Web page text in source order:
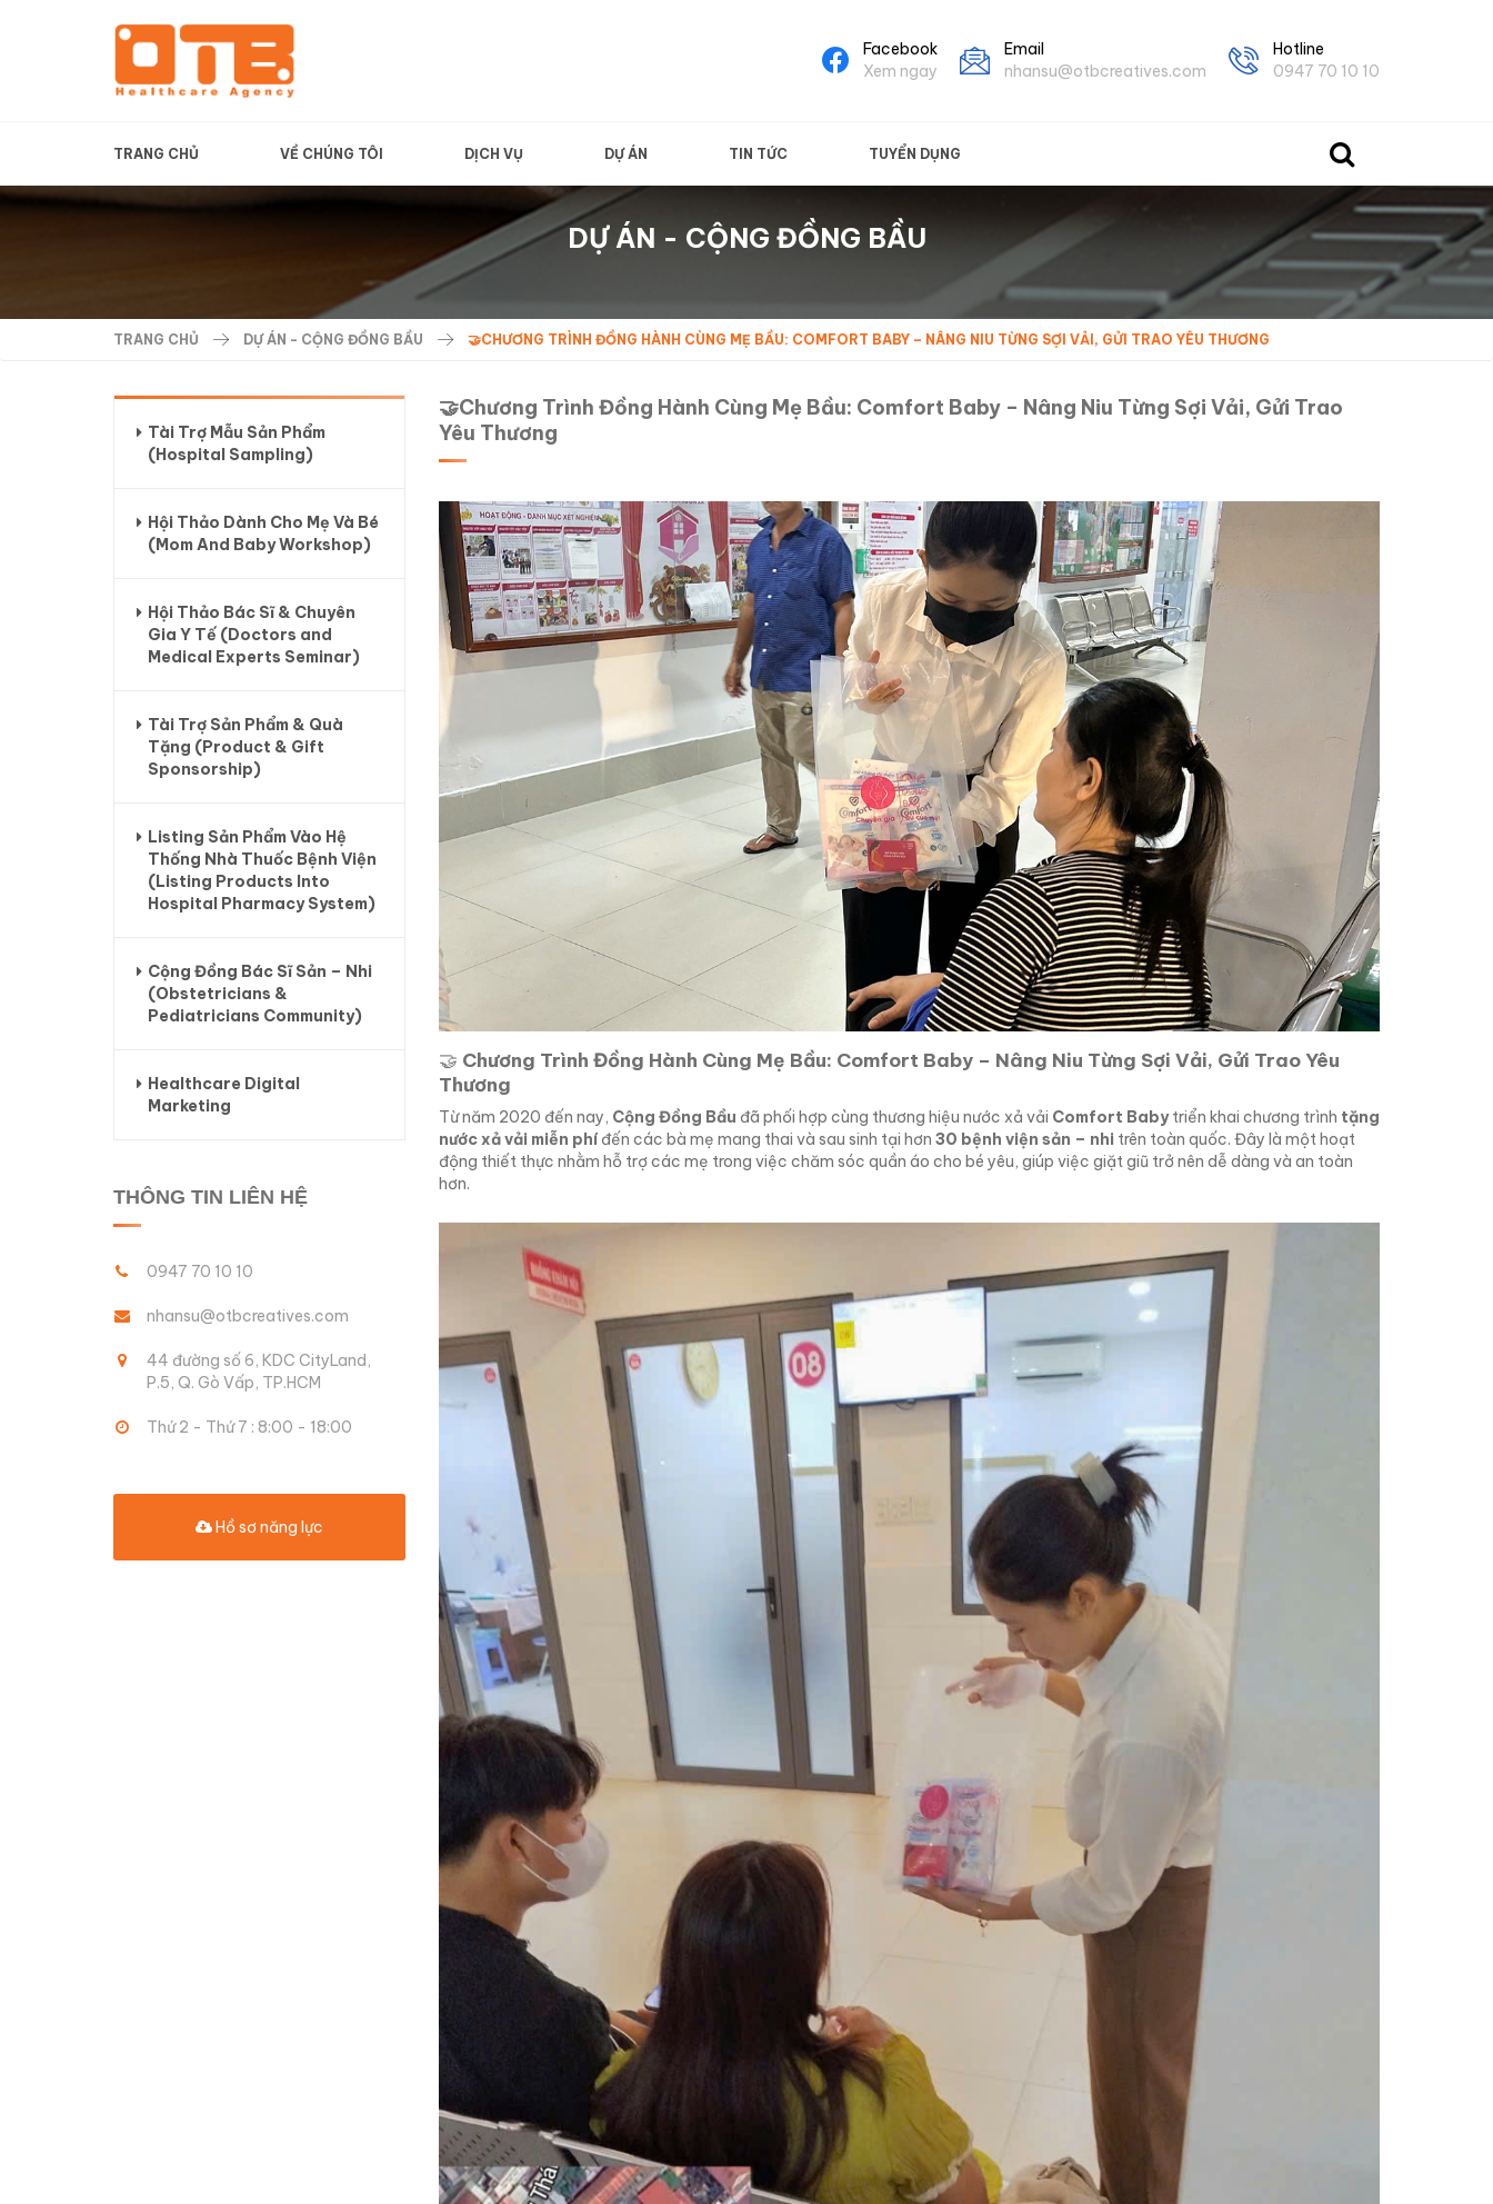
Hotline
0947 70 10 10
Email
nhansu@otbcreatives.com
Facebook
Xem ngay
TRANG CHỦ VỀ CHÚNG TÔI DỊCH VỤ DỰ ÁN TIN TỨC TUYỂN DỤNG
DỰ ÁN - CỘNG ĐỒNG BẦU
TRANG CHỦ DỰ ÁN - CỘNG ĐỒNG BẦU 🤝CHƯƠNG TRÌNH ĐỒNG HÀNH CÙNG MẸ BẦU: COMFORT BABY – NÂNG NIU TỪNG SỢI VẢI, GỬI TRAO YÊU THƯƠNG
🤝Chương Trình Đồng Hành Cùng Mẹ Bầu: Comfort Baby – Nâng Niu Từng Sợi Vải, Gửi Trao
Yêu Thương
🤝 Chương Trình Đồng Hành Cùng Mẹ Bầu: Comfort Baby – Nâng Niu Từng Sợi Vải, Gửi Trao Yêu
Thương
Từ năm 2020 đến nay, Cộng Đồng Bầu đã phối hợp cùng thương hiệu nước xả vải Comfort Babytriển khai chương trình tặng
nước xả vải miễn phíđến các bà mẹ mang thai và sau sinh tại hơn 30 bệnh viện sản – nhi trên toàn quốc. Đây là một hoạt
động thiết thực nhằm hỗ trợ các mẹ trong việc chăm sóc quần áo cho bé yêu, giúp việc giặt giũ trở nên dễ dàng và an toàn
hơn.
Tài Trợ Mẫu Sản Phẩm
(Hospital Sampling)
Hội Thảo Dành Cho Mẹ Và Bé
(Mom And Baby Workshop)
Hội Thảo Bác Sĩ & Chuyên
Gia Y Tế (Doctors and
Medical Experts Seminar)
Tài Trợ Sản Phẩm & Quà
Tặng (Product & Gift
Sponsorship)
Listing Sản Phẩm Vào Hệ
Thống Nhà Thuốc Bệnh Viện
(Listing Products Into
Hospital Pharmacy System)
Cộng Đồng Bác Sĩ Sản – Nhi
(Obstetricians &
Pediatricians Community)
Healthcare Digital
Marketing
THÔNG TIN LIÊN HỆ
0947 70 10 10
nhansu@otbcreatives.com
44 đường số 6, KDC CityLand,
P.5, Q. Gò Vấp, TP.HCM
Thứ 2 - Thứ 7 : 8:00 - 18:00
Hồ sơ năng lực